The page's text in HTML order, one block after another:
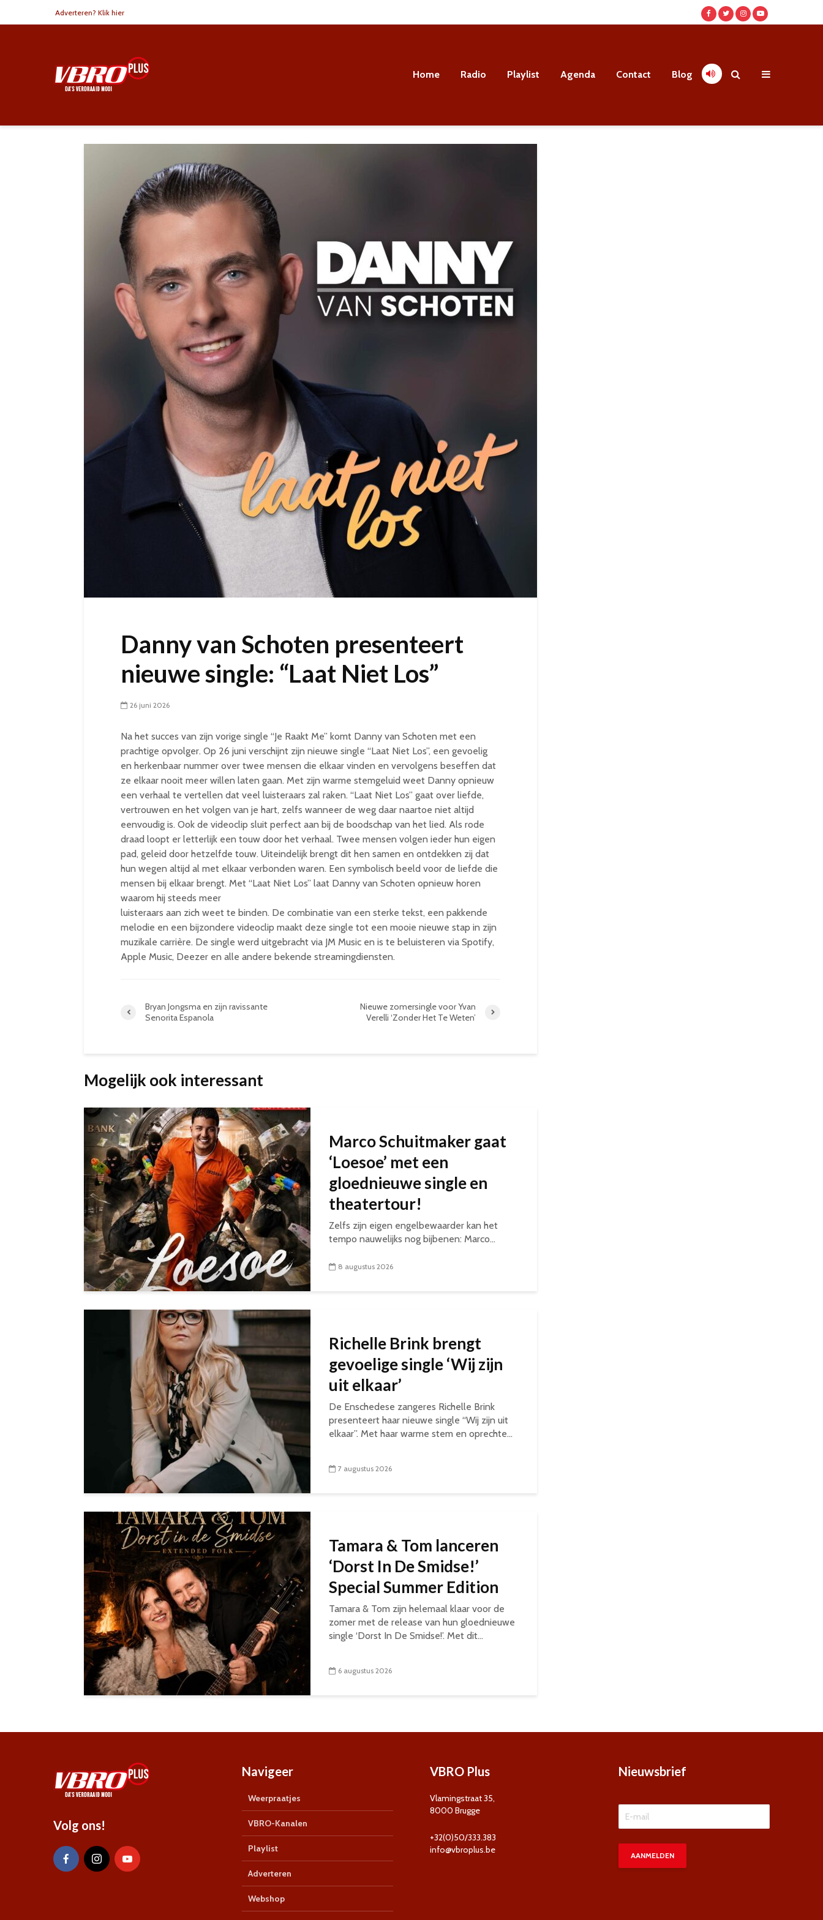
Adverteren? Klik hier
Home Radio Playlist Agenda Contact Blog
Danny van Schoten presenteert
nieuwe single: “Laat Niet Los”
26 juni 2026
Na het succes van zijn vorige single “Je Raakt Me” komt Danny van Schoten met een
prachtige opvolger. Op 26 juni verschijnt zijn nieuwe single “Laat Niet Los”, een gevoelig
en herkenbaar nummer over twee mensen die elkaar vinden en vervolgens beseffen dat
ze elkaar nooit meer willen laten gaan. Met zijn warme stemgeluid weet Danny opnieuw
een verhaal te vertellen dat veel luisteraars zal raken. “Laat Niet Los” gaat over liefde,
vertrouwen en het volgen van je hart, zelfs wanneer de weg daar naartoe niet altijd
eenvoudig is. Ook de videoclip sluit perfect aan bij de boodschap van het lied. Als rode
draad loopt er letterlijk een touw door het verhaal. Twee mensen volgen ieder hun eigen
pad, geleid door hetzelfde touw. Uiteindelijk brengt dit hen samen en ontdekken zij dat
hun wegen altijd al met elkaar verbonden waren. Een symbolisch beeld voor de liefde die
mensen bij elkaar brengt. Met “Laat Niet Los” laat Danny van Schoten opnieuw horen
waarom hij steeds meer
luisteraars aan zich weet te binden. De combinatie van een sterke tekst, een pakkende
melodie en een bijzondere videoclip maakt deze single tot een mooie nieuwe stap in zijn
muzikale carrière. De single werd uitgebracht via JM Music en is te beluisteren via Spotify,
Apple Music, Deezer en alle andere bekende streamingdiensten.
Bryan Jongsma en zijn ravissante
Senorita Espanola
Nieuwe zomersingle voor Yvan
Verelli ‘Zonder Het Te Weten’
Mogelijk ook interessant
Marco Schuitmaker gaat
‘Loesoe’ met een
gloednieuwe single en
theatertour!
Zelfs zijn eigen engelbewaarder kan het
tempo nauwelijks nog bijbenen: Marco...
8 augustus 2026
Richelle Brink brengt
gevoelige single ‘Wij zijn
uit elkaar’
De Enschedese zangeres Richelle Brink
presenteert haar nieuwe single “Wij zijn uit
elkaar”. Met haar warme stem en oprechte...
7 augustus 2026
Tamara & Tom lanceren
‘Dorst In De Smidse!’
Special Summer Edition
Tamara & Tom zijn helemaal klaar voor de
zomer met de release van hun gloednieuwe
single ‘Dorst In De Smidse!’. Met dit...
6 augustus 2026
Volg ons!
Navigeer
Weerpraatjes
VBRO-Kanalen
Playlist
Adverteren
Webshop
VBRO Plus
Vlamingstraat 35,
8000 Brugge
+32(0)50/333.383
info@vbroplus.be
Nieuwsbrief